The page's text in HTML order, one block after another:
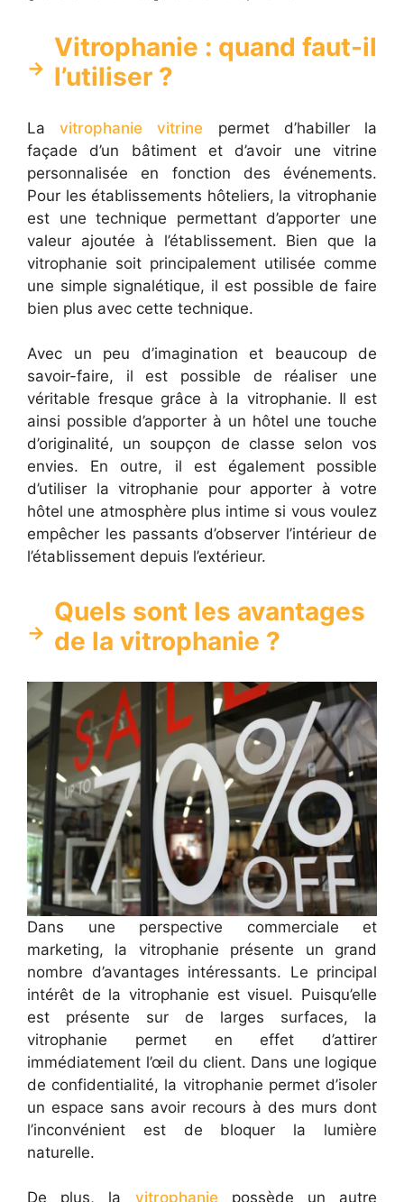
Vitrophanie : quand faut-il
l’utiliser ?
Lavitrophanie vitrine permet d’habiller la
façade d’un bâtiment et d’avoir une vitrine
personnalisée en fonction des événements.
Pour les établissements hôteliers, la vitrophanie
est une technique permettant d’apporter une
valeur ajoutée à l’établissement. Bien que la
vitrophanie soit principalement utilisée comme
une simple signalétique, il est possible de faire
bien plus avec cette technique.
Avec un peu d’imagination et beaucoup de
savoir-faire, il est possible de réaliser une
véritable fresque grâce à la vitrophanie. Il est
ainsi possible d’apporter à un hôtel une touche
d’originalité, un soupçon de classe selon vos
envies. En outre, il est également possible
d’utiliser la vitrophanie pour apporter à votre
hôtel une atmosphère plus intime si vous voulez
empêcher les passants d’observer l’intérieur de
l’établissement depuis l’extérieur.
Quels sont les avantages
de la vitrophanie ?
Dans une perspective commerciale et
marketing, la vitrophanie présente un grand
nombre d’avantages intéressants. Le principal
intérêt de la vitrophanie est visuel. Puisqu’elle
est présente sur de larges surfaces, la
vitrophanie permet en effet d’attirer
immédiatement l’œil du client. Dans une logique
de confidentialité, la vitrophanie permet d’isoler
un espace sans avoir recours à des murs dont
l’inconvénient est de bloquer la lumière
naturelle.
De plus, la vitrophaniepossède un autre